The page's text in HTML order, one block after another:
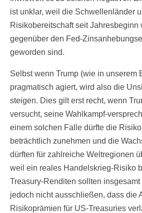
ist unklar, weil die Schwellenländer
Risikobereitschaft seit Jahresbeginn
gegenüber den Fed-
geworden sind.
Selbst wenn Trump (wie in unserem
pragmatisch agiert, wird also die
steigen. Dies gilt erst recht, wenn
versucht, seine Wahlkampf-
einem solchen Falle dürfte die
beträchtlich zunehmen und die
dürften für zahlreiche Weltregionen
weil ein reales Handelskrieg-Risiko
Treasury-Renditen sollten
jedoch nicht ausschließen, dass die
Risikoprämien für US-Treasuries